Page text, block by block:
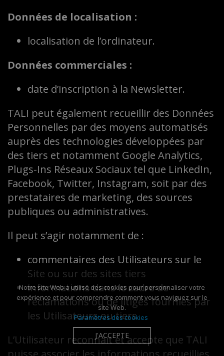
Données de localisation :
localisation de l’ordinateur.
Données commerciales :
date d’inscription à la Newsletter.
TALI peut également recueillir des Données
Personnelles par des moyens automatisés
auprès des technologies développées par
des tiers et notamment Google Analytics,
Plugs-Ins Réseaux Sociaux tel que LinkedIn,
Facebook, Twitter, Instagram, soit par des
prestataires de marketing, des sources
publiques ou administratives.
Il peut s’agir notamment de :
commentaires des Utilisateurs sur le
Site ou sur des sites tiers
informations dans le cadre de
réclamations ou de litiges fournies par
les Utilisateurs ou tiers
L’Utilisateur reconnait et accepte que TALI
Notre site Web a utilisé des cookies pour personnaliser votre
expérience et pour comprendre comment vous naviguez sur le
site Web.
Paramètres des cookies
J'ACCEPTE